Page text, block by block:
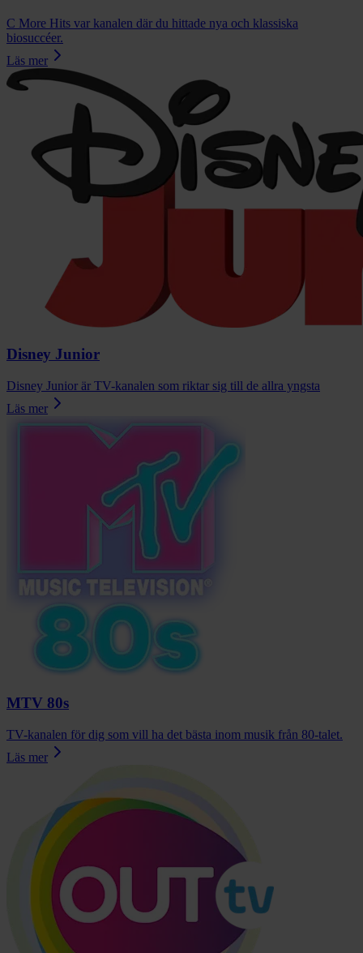
C More Hits var kanalen där du hittade nya och klassiska
biosuccéer.
Läs mer
Disney Junior
Disney Junior är TV-kanalen som riktar sig till de allra yngsta
Läs mer
MTV 80s
TV-kanalen för dig som vill ha det bästa inom musik från 80-talet.
Läs mer